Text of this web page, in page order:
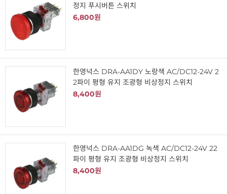
정지 푸시버튼 스위치
6,800원
한영넉스 DRA-AA1DY 노랑색 AC/DC12-24V 2
2파이 평형 유지 조광형 비상정지 스위치
8,400원
한영넉스 DRA-AA1DG 녹색 AC/DC12-24V 22
파이 평형 유지 조광형 비상정지 스위치
8,400원